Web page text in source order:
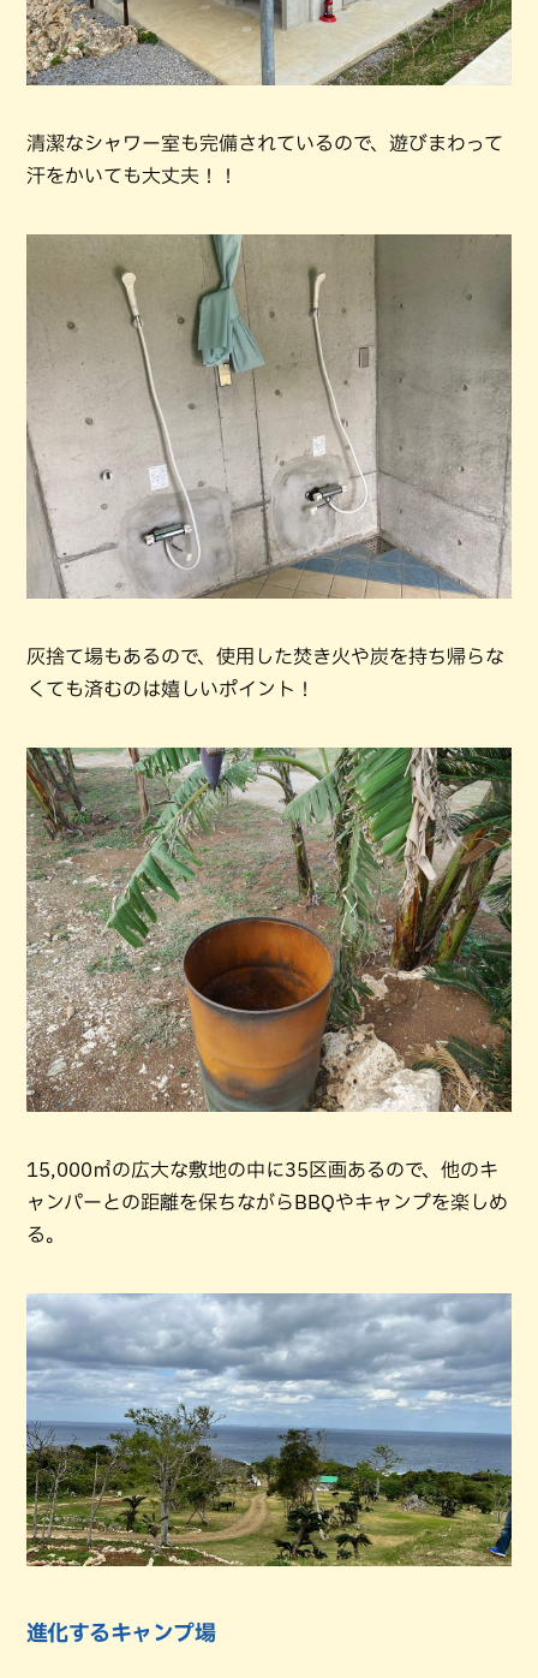
清潔なシャワー室も完備されているので、遊びまわって
汗をかいても大丈夫！！
灰捨て場もあるので、使用した焚き火や炭を持ち帰らな
くても済むのは嬉しいポイント！
15,000㎡の広大な敷地の中に35区画あるので、他のキ
ャンパーとの距離を保ちながらBBQやキャンプを楽しめ
る。
進化するキャンプ場